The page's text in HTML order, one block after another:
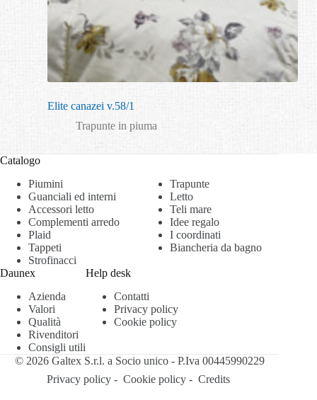
Elite canazei v.58/1
Trapunte in piuma
Catalogo
Piumini
Trapunte
Guanciali ed interni
Letto
Accessori letto
Teli mare
Complementi arredo
Idee regalo
Plaid
I coordinati
Tappeti
Biancheria da bagno
Strofinacci
Daunex
Azienda
Valori
Qualità
Rivenditori
Consigli utili
Help desk
Contatti
Privacy policy
Cookie policy
© 2026 Galtex S.r.l. a Socio unico - P.Iva 00445990229
Privacy policy- Cookie policy- Credits